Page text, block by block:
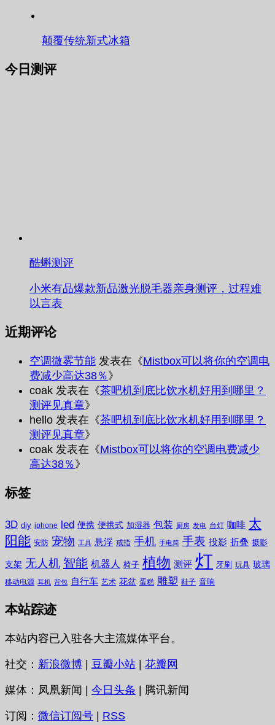
颠覆传统新式冰箱
今日测评
酷蝌测评
小米有品爆款新品激光脱毛器亲身测评，过程难
以言表
近期评论
空调微雾节能 发表在《Mistbox可以将你的空调电
费减少高达38％ 》
coak 发表在《茶吧机到底比饮水机好用到哪里？
测评见真章》
hello 发表在《茶吧机到底比饮水机好用到哪里？
测评见真章》
coak 发表在《Mistbox可以将你的空调电费减少
高达38％ 》
标签
3D diy iphone led 便携 便携式 加湿器 包装 厨房 发电 台灯 咖啡 太
阳能 安防 宠物 工具 悬浮 戒指 手机 手电筒 手表 投影 折叠 摄影
支架 无人机 智能 机器人 椅子 植物 测评 灯 牙刷 玩具 玻璃
移动电源 耳机 背包 自行车 艺术 花盆 蛋糕 雕塑 鞋子 音响
本站踪迹
本站内容已入驻各大主流媒体平台。
社交： 新浪微博 | 豆瓣小站 | 花瓣网
媒体：凤凰新闻 | 今日头条 | 腾讯新闻
订阅： 微信订阅号 RSS